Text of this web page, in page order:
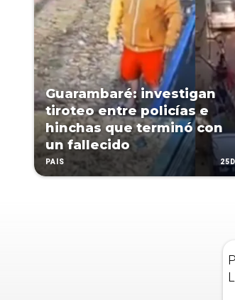
Guarambaré: investigan
tiroteo entre policías e
hinchas que terminó con
un fallecido
PAÍS 25D